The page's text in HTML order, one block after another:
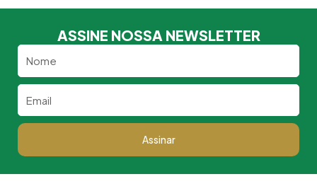
ASSINE NOSSA NEWSLETTER
Assinar